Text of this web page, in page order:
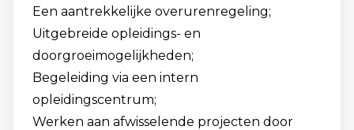
Een aantrekkelijke overurenregeling;
Uitgebreide opleidings- en
doorgroeimogelijkheden;
Begeleiding via een intern
opleidingscentrum;
Werken aan afwisselende projecten door